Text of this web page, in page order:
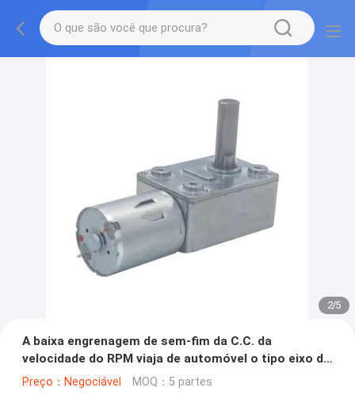
2/5
A baixa engrenagem de sem-fim da C.C. da
velocidade do RPM viaja de automóvel o tipo eixo de
2RPM M8 de D reversível
Preço：Negociável MOQ：5 partes